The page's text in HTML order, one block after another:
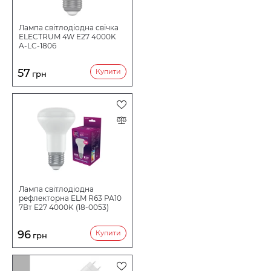
Лампа світлодіодна свічка
ELECTRUM 4W E27 4000K
A-LC-1806
57 грн Купити
Лампа світлодіодна
рефлекторна ELM R63 PA10
7Вт E27 4000K (18-0053)
96 грн Купити